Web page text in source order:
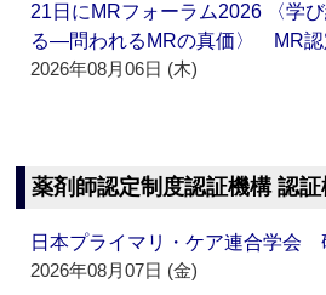
21日にMRフォーラム2026 〈学
る―問われるMRの真価〉 MR認
2026年08月06日 (木)
薬剤師認定制度認証機構 認
日本プライマリ・ケア連合学
2026年08月07日 (金)